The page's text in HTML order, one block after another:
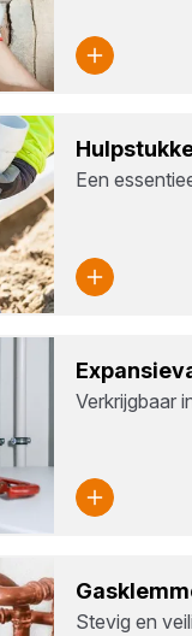
Een
Verkrijgbaar
Stevig en